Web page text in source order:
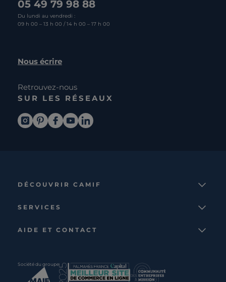
05 49 79 98 88
Du lundi au vendredi :
09 h 00 – 13 h 00 / 14 h 00 – 17 h 00
Nous écrire
Retrouvez-nous
SUR LES RÉSEAUX
DÉCOUVRIR CAMIF
Nos collections
Boutique
SERVICES
Carte cadeau Camif
Partenaire rénovation
AIDE ET CONTACT
Aide et foire aux questions
Société du groupe